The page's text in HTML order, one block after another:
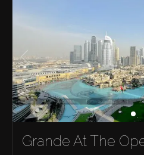
Grande At The